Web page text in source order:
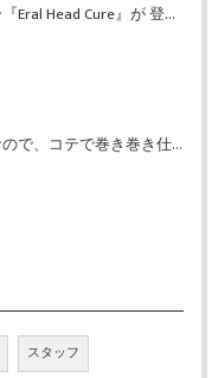
新しいスパメニュー『Eral Head Cure』が 登場！姫路市の美容院BEREA(ベレア)はお客様のキレイを叶える美容室／ヘアサロン
今回はカットだけなので、コテで巻き巻き仕上げ！姫路市の美容院BEREA(ベレア)はお客様のキレイを叶える美容室／ヘアサロン
スタッフ